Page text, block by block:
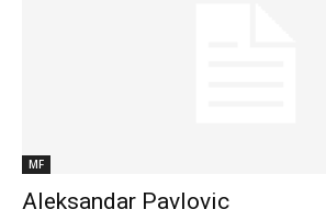
MF
Aleksandar Pavlovic